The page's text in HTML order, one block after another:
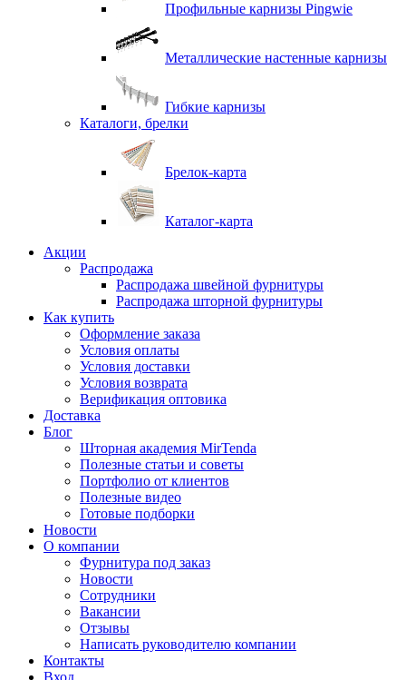
Профильные карнизы Pingwie
Металлические настенные карнизы
Гибкие карнизы
Каталоги, брелки
Брелок-карта
Каталог-карта
Акции
Распродажа
Распродажа швейной фурнитуры
Распродажа шторной фурнитуры
Как купить
Оформление заказа
Условия оплаты
Условия доставки
Условия возврата
Верификация оптовика
Доставка
Блог
Шторная академия MirTenda
Полезные статьи и советы
Портфолио от клиентов
Полезные видео
Готовые подборки
Новости
О компании
Фурнитура под заказ
Новости
Сотрудники
Вакансии
Отзывы
Написать руководителю компании
Контакты
Вход